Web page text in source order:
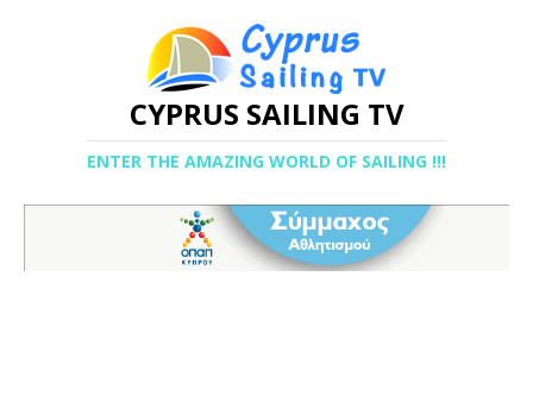
CYPRUS SAILING TV
ENTER THE AMAZING WORLD OF SAILING !!!